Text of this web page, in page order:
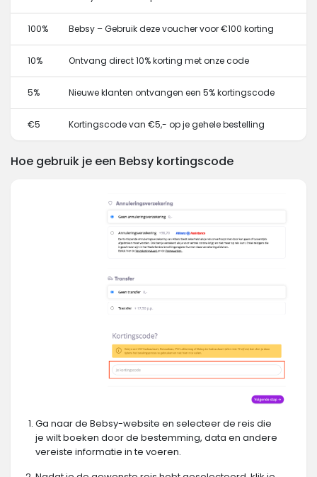
100% Bebsy – Gebruik deze voucher voor €100 korting
10% Ontvang direct 10% korting met onze code
5% Nieuwe klanten ontvangen een 5% kortingscode
€5 Kortingscode van €5,- op je gehele bestelling
Hoe gebruik je een Bebsy kortingscode
Ga naar de Bebsy-website en selecteer de reis die
je wilt boeken door de bestemming, data en andere
vereiste informatie in te voeren.